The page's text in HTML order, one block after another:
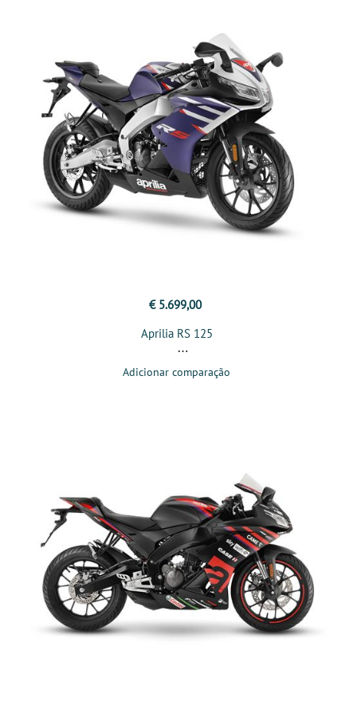
€ 5.699,00
Aprilia RS 125
Adicionar comparação